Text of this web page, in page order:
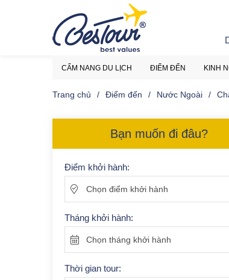
CẨM NANG DU LỊCH ĐIỂM ĐẾN KINH
Trang chủ Điểm đến Nước Ngoài
Bạn muốn đi đâu?
Điểm khởi hành:
Chọn điểm khởi hành
Tháng khởi hành:
Chọn tháng khởi hành
Thời gian tour: